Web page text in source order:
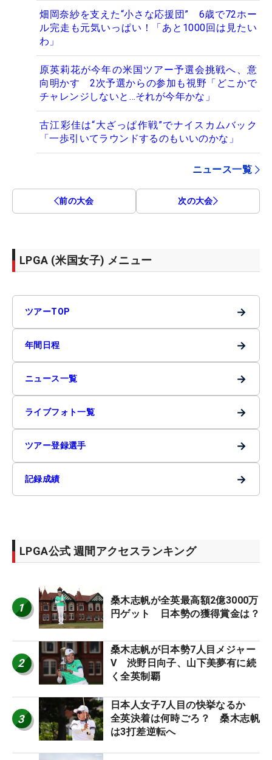
畑岡奈紗を支えた“小さな応援団” 6歳で72ホー
ル完走も元気いっぱい！「あと1000回は見たい
わ」
原英莉花が今年の米国ツアー予選会挑戦へ、意
向明かす 2次予選からの参加も視野「どこかで
チャレンジしないと…それが今年かな」
古江彩佳は“大ざっぱ作戦”でナイスカムバック
「一歩引いてラウンドするのもいいのかな」
ニュース一覧
前の大会 次の大会
LPGA (米国女子) メニュー
ツアーTOP →
年間日程 →
ニュース一覧 →
ライブフォト一覧 →
ツアー登録選手 →
記録成績 →
LPGA公式 週間アクセスランキング
1
桑木志帆が全英最高額2億3000万
円ゲット 日本勢の獲得賞金は？
2
桑木志帆が日本勢7人目メジャー
V 渋野日向子、山下美夢有に続
く全英制覇
3
日本人女子7人目の快挙なるか
全英決着は何時ごろ？ 桑木志帆
は3打差逆転へ